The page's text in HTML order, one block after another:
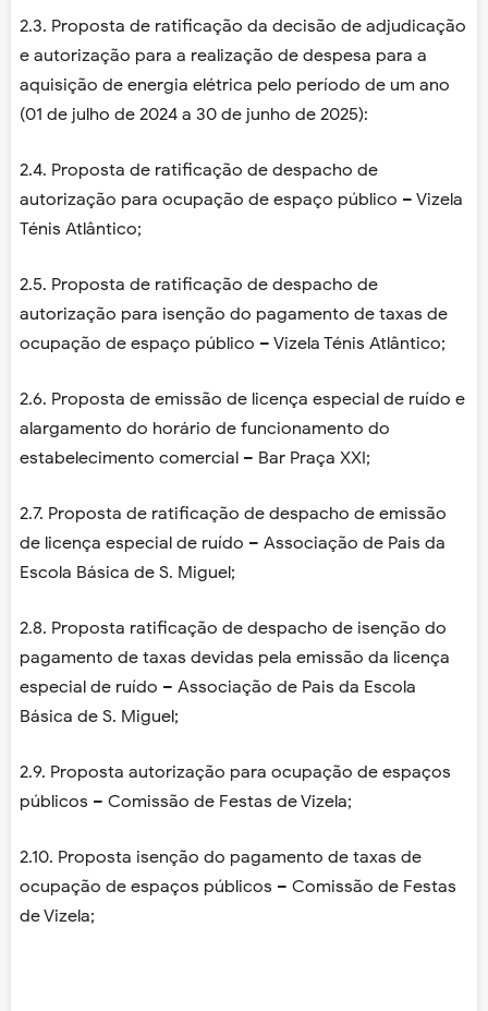
2.3. Proposta de ratificação da decisão de adjudicação
e autorização para a realização de despesa para a
aquisição de energia elétrica pelo período de um ano
(01 de julho de 2024 a 30 de junho de 2025):
2.4. Proposta de ratificação de despacho de
autorização para ocupação de espaço público – Vizela
Ténis Atlântico;
2.5. Proposta de ratificação de despacho de
autorização para isenção do pagamento de taxas de
ocupação de espaço público – Vizela Ténis Atlântico;
2.6. Proposta de emissão de licença especial de ruído e
alargamento do horário de funcionamento do
estabelecimento comercial – Bar Praça XXI;
2.7. Proposta de ratificação de despacho de emissão
de licença especial de ruído – Associação de Pais da
Escola Básica de S. Miguel;
2.8. Proposta ratificação de despacho de isenção do
pagamento de taxas devidas pela emissão da licença
especial de ruído – Associação de Pais da Escola
Básica de S. Miguel;
2.9. Proposta autorização para ocupação de espaços
públicos – Comissão de Festas de Vizela;
2.10. Proposta isenção do pagamento de taxas de
ocupação de espaços públicos – Comissão de Festas
de Vizela;